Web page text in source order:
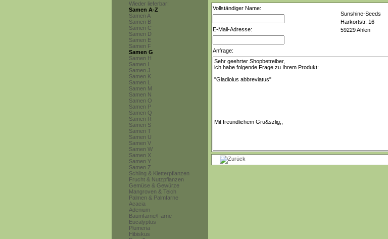
Wieder lieferbar!
Samen A-Z
Samen A
Samen B
Samen C
Samen D
Samen E
Samen F
Samen G
Samen H
Samen I
Samen J
Samen K
Samen L
Samen M
Samen N
Samen O
Samen P
Samen Q
Samen R
Samen S
Samen T
Samen U
Samen V
Samen W
Samen X
Samen Y
Samen Z
Schling & Kletterpflanzen
Frucht & Nutzpflanzen
Gemüse & Gewürze
Mangroven & Teich
Palmen & Palmfarne
Acacia
Adenium
Baumfarne/Farne
Eucalyptus
Plumeria
Hibiskus
Vollständiger Name:
Sunshine-Seeds
Harkortstr. 16
59229 Ahlen
E-Mail-Adresse:
Anfrage: